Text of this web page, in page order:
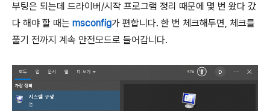
부팅은 되는데 드라이버/시작 프로그램 정리 때문에 몇 번 왔다 갔
다 해야 할 때는 msconfig가 편합니다. 한 번 체크해두면, 체크를
풀기 전까지 계속 안전모드로 들어갑니다.